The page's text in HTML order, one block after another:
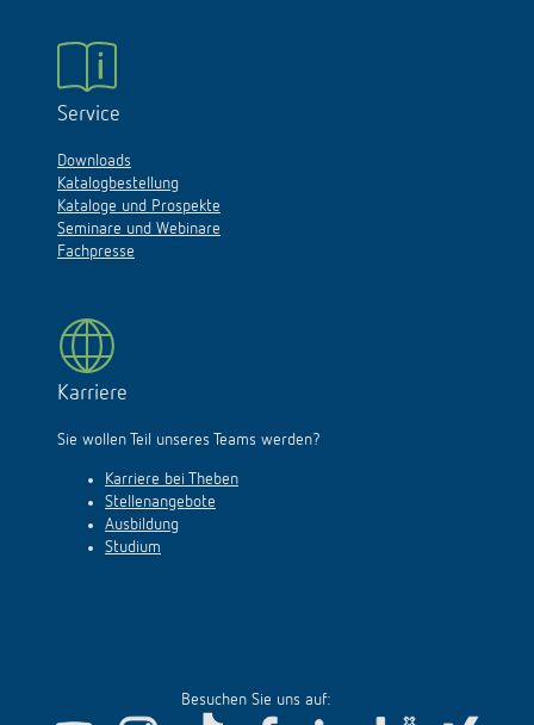
Service
Downloads
Katalogbestellung
Kataloge und Prospekte
Seminare und Webinare
Fachpresse
Karriere
Sie wollen Teil unseres Teams werden?
Karriere bei Theben
Stellenangebote
Ausbildung
Studium
Besuchen Sie uns auf: